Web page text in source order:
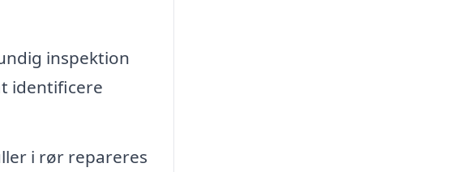
inspektion
identificere
i rør repareres